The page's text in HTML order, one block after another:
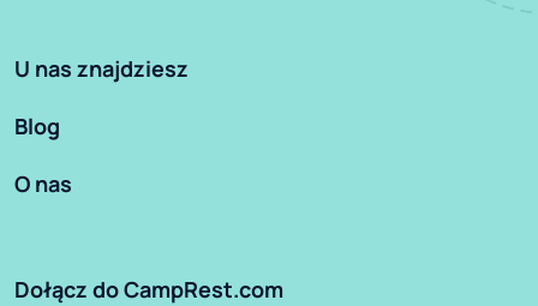
U nas znajdziesz
Blog
O nas
Dołącz do CampRest.com